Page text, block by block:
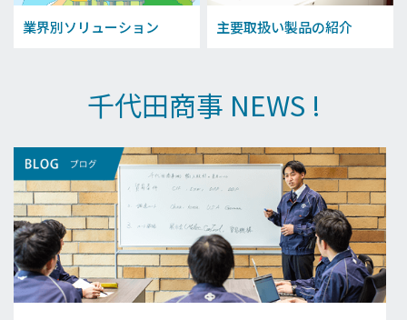
業界別ソリューション 主要取扱い製品の紹介
千代田商事 NEWS !